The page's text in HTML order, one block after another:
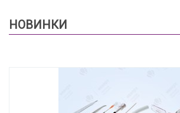
НОВИНКИ